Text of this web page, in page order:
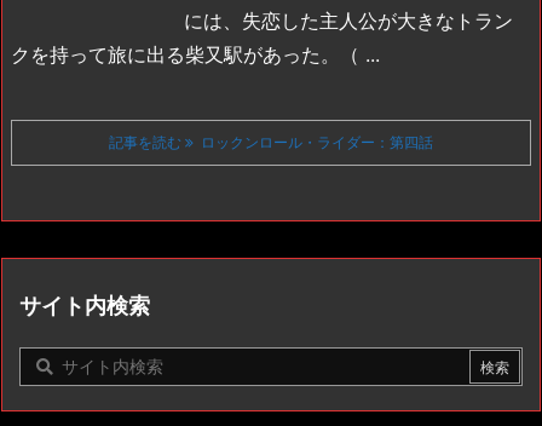
には、失恋した主人公が大きなトラン
クを持って旅に出る柴又駅があった。
（ ...
記事を読む ロックンロール・ライダー：第四話
サイト内検索